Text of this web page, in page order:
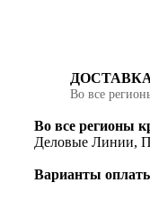
Во все
Во все регионы
Деловые Линии,
Варианты